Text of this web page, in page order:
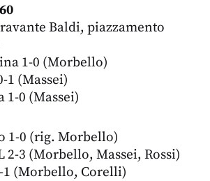
Baldi, piazzamento
1-0 (Morbello)
1 (Massei)
1-0 (Massei)
1-0 (rig. Morbello)
2-3 (Morbello, Massei, Rossi)
1 (Morbello, Corelli)